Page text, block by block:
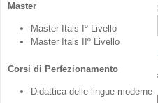
Master
Master Itals Iº Livello
Master Itals IIº Livello
Corsi di Perfezionamento
Didattica delle lingue moderne